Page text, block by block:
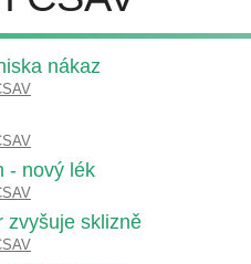
nákaz
- nový lék
zvyšuje sklizně